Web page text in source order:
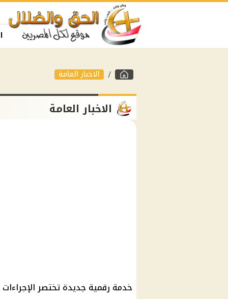
الاخبار العامة
الاخبار العامة
خدمة رقمية جديدة تختصر الإجراءات